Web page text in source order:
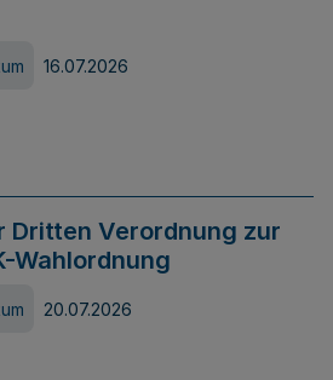
16.07.2026
Dritten Verordnung zur
Wahlordnung
20.07.2026